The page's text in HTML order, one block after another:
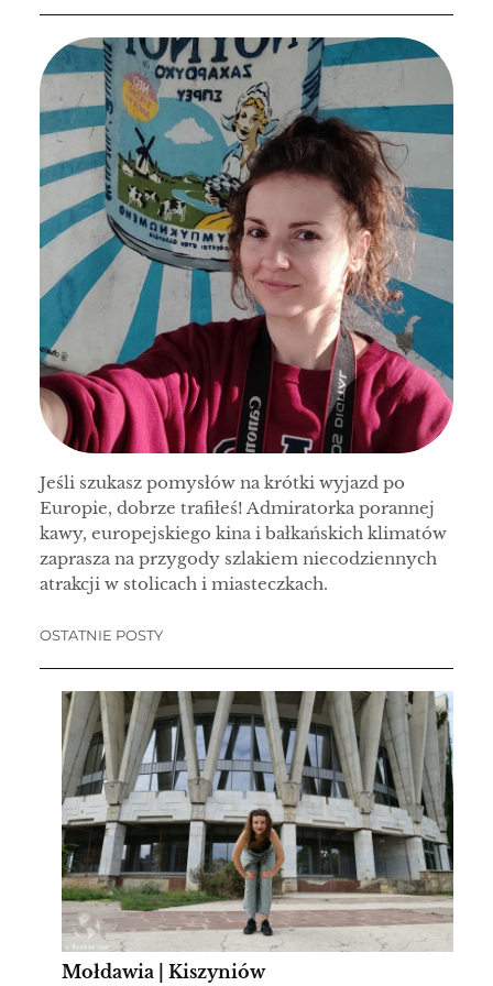
Jeśli szukasz pomysłów na krótki wyjazd po
Europie, dobrze trafiłeś! Admiratorka porannej
kawy, europejskiego kina i bałkańskich klimatów
zaprasza na przygody szlakiem niecodziennych
atrakcji w stolicach i miasteczkach.
OSTATNIE POSTY
Mołdawia | Kiszyniów